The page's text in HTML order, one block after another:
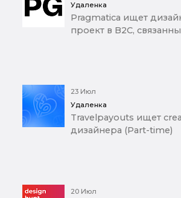
Удаленка
Pragmatica ищет
проект в B2C,
23 Июл
Удаленка
Travelpayouts ищет
дизайнера (Part-time)
20 Июл